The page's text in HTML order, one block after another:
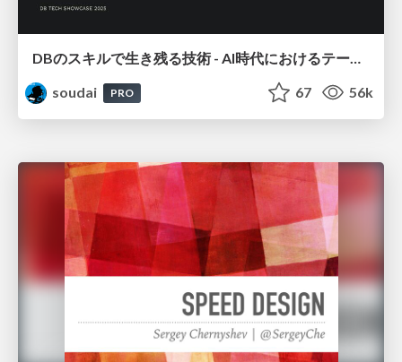
DBのスキルで生き残る技術 - AI時代におけるテーブル設計の勘所
soudai
PRO 67 56k